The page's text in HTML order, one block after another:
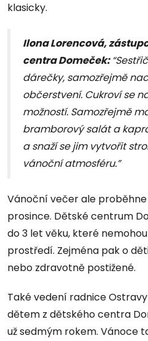
klasicky.
Ilona Lorencová,
centra Domeček:
dárečky, samozřejmě
občerstvení. Cukroví se
možností. Samozřejmě
bramborový salát a
a snaží se jim vytvořit
vánoční atmosféru.”
Vánoční večer ale proběhne
prosince. Dětské centrum
do 3 let věku, které
prostředí. Zejména pak o
nebo zdravotně postižené.
Také vedení radnice
dětem z dětského centra
už sedmým rokem. Vánoce